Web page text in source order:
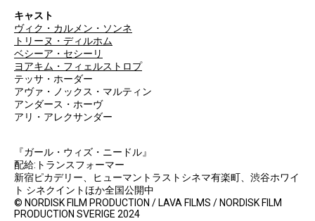
キャスト
ヴィク・カルメン・ソンネ
トリーヌ・ディルホム
ベシーア・セシーリ
ヨアキム・フィェルストロプ
テッサ・ホーダー
アヴァ・ノックス・マルティン
アンダース・ホーヴ
アリ・アレクサンダー
『ガール・ウィズ・ニードル』
配給:トランスフォーマー
新宿ピカデリー、ヒューマントラストシネマ有楽町、渋谷ホワイ
ト シネクイントほか全国公開中
© NORDISK FILM PRODUCTION / LAVA FILMS / NORDISK FILM
PRODUCTION SVERIGE 2024